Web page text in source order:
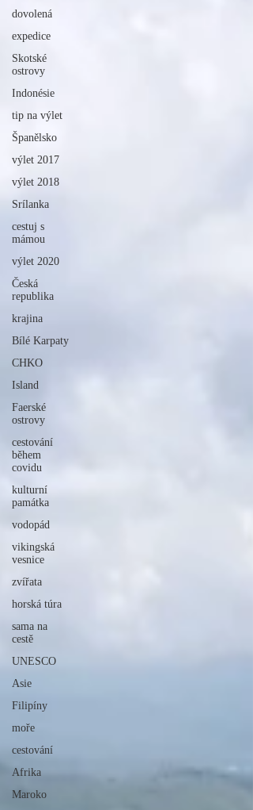
dovolená
expedice
Skotské
ostrovy
Indonésie
tip na výlet
Španělsko
výlet 2017
výlet 2018
Srílanka
cestuj s
mámou
výlet 2020
Česká
republika
krajina
Bílé Karpaty
CHKO
Island
Faerské
ostrovy
cestování
během
covidu
kulturní
památka
vodopád
vikingská
vesnice
zvířata
horská túra
sama na
cestě
UNESCO
Asie
Filipíny
moře
cestování
Afrika
Maroko